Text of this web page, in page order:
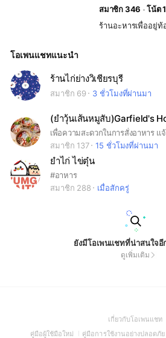
สมาชิก 346
โน้ต
ร้านอะหารเพื่ออยู่ท้
โอเพนแชทแนะนำ
ร้านไก่ย่างวิเชียรบุรี
สมาชิก 69 3 ชั่วโมงที่ผ่านมา
(ยำวุ้นเส้นหมูสับ)Garfield's
สมาชิก 137
15 ชั่วโมงที่ผ่านมา
ยำไก่ ไข่ตุ๋น
#อาหาร
สมาชิก 288
เมื่อสักครู่
ยังมีโอเพนแชทที่น่าสนใจอี
ดูเพิ่มเติม
เกี่ยวกับโอเพนแชท
in
คู่มือผู้ใช้มือใหม่ (Open
คู่มือการใช้งานอย่างปลอดภัย